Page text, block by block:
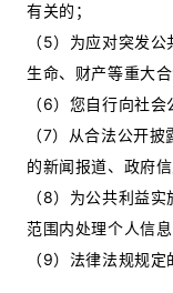
有关的；
（5）为应对突发
生命、财产等重大
（6）您自行向社会
（7）从合法公开
的新闻报道、政府信
（8）为公共利益
范围内处理个人信息
（9）法律法规规定